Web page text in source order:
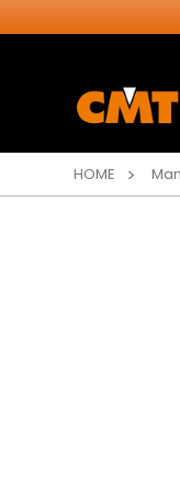
SIERRAS
HOME